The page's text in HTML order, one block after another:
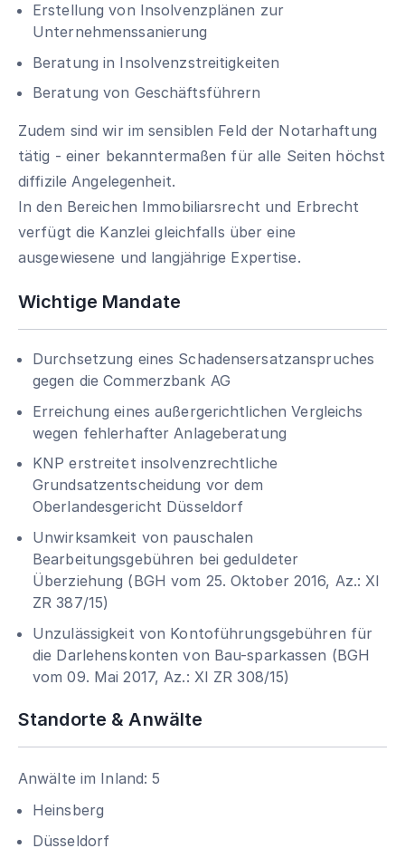
Erstellung von Insolvenzplänen zur
Unternehmenssanierung
Beratung in Insolvenzstreitigkeiten
Beratung von Geschäftsführern
Zudem sind wir im sensiblen Feld der Notarhaftung
tätig - einer bekanntermaßen für alle Seiten höchst
diffizile Angelegenheit.
In den Bereichen Immobiliarsrecht und Erbrecht
verfügt die Kanzlei gleichfalls über eine
ausgewiesene und langjährige Expertise.
Wichtige Mandate
Durchsetzung eines Schadensersatzanspruches
gegen die Commerzbank AG
Erreichung eines außergerichtlichen Vergleichs
wegen fehlerhafter Anlageberatung
KNP erstreitet insolvenzrechtliche
Grundsatzentscheidung vor dem
Oberlandesgericht Düsseldorf
Unwirksamkeit von pauschalen
Bearbeitungsgebühren bei geduldeter
Überziehung (BGH vom 25. Oktober 2016, Az.: XI
ZR 387/15)
Unzulässigkeit von Kontoführungsgebühren für
die Darlehenskonten von Bau-sparkassen (BGH
vom 09. Mai 2017, Az.: XI ZR 308/15)
Standorte & Anwälte
Anwälte im Inland: 5
Heinsberg
Düsseldorf